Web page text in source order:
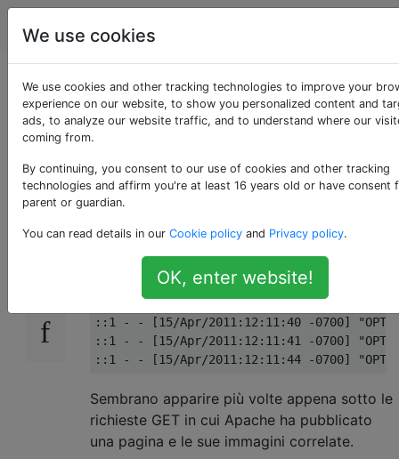
Webmasters
Log di Apache:
OPZIONI “:: 1…” *
HTTP / 1.0 "200 -
7
Basta guardare i registri di un sito non così
occupato su uno dei nostri server Apache e
notare tonnellate di questi nel registro:
::1 - - [15/Apr/2011:12:11:40 -0700]
::1 - - [15/Apr/2011:12:11:41 -0700]
Sembrano apparire più volte appena sotto le
richieste GET in cui Apache ha pubblicato
una pagina e le sue immagini correlate.
We use cookies
We use cookies and other tracking technologies to improve your
experience on our website, to show you personalized content and
ads, to analyze our website traffic, and to understand where our
coming from.
By continuing, you consent to our use of cookies and other tracking
technologies and affirm you're at least 16 years old or have consent
parent or guardian.
You can read details in our Cookie policy and Privacy policy.
OK, enter website!